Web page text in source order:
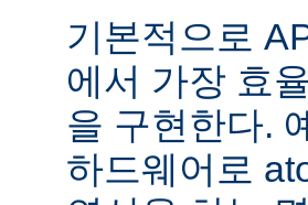
기본적으로
에서 가장 효
을 구현한다.
하드웨어로